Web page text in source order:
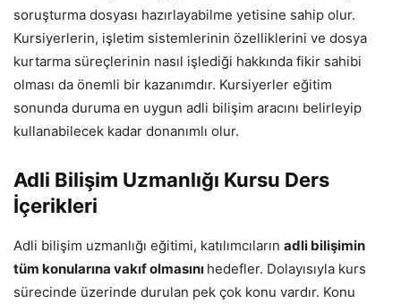
soruşturma dosyası hazırlayabilme yetisine sahip olur.
Kursiyerlerin, işletim sistemlerinin özelliklerini ve dosya
kurtarma süreçlerinin nasıl işlediği hakkında fikir sahibi
olması da önemli bir kazanımdır. Kursiyerler eğitim
sonunda duruma en uygun adli bilişim aracını belirleyip
kullanabilecek kadar donanımlı olur.
Adli Bilişim Uzmanlığı Kursu Ders
İçerikleri
Adli bilişim uzmanlığı eğitimi, katılımcıların adli bilişimin
tüm konularına vakıf olmasını hedefler. Dolayısıyla kurs
sürecinde üzerinde durulan pek çok konu vardır. Konu